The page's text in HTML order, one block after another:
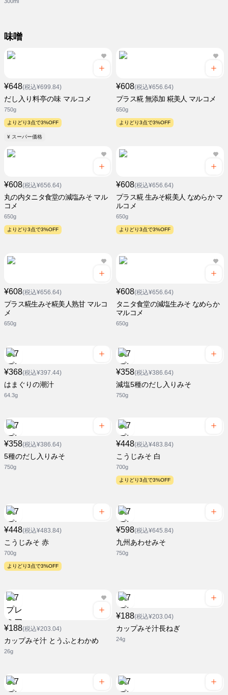
味噌
¥648(税込¥699.84)
だし入り料亭の味 マルコメ
750g
よりどり3点で3%OFF
¥ スーパー価格
¥608(税込¥656.64)
プラス糀 無添加 糀美人 マルコメ
650g
よりどり3点で3%OFF
¥608(税込¥656.64)
丸の内タニタ食堂の減塩みそ マル
コメ
650g
よりどり3点で3%OFF
¥608(税込¥656.64)
プラス糀 生みそ糀美人 なめらか マ
ルコメ
650g
よりどり3点で3%OFF
¥608(税込¥656.64)
プラス糀生みそ糀美人熟甘 マルコ
メ
650g
¥608(税込¥656.64)
タニタ食堂の減塩生みそ なめらか
マルコメ
650g
¥368(税込¥397.44)
はまぐりの潮汁
64.3g
¥358(税込¥386.64)
減塩5種のだし入りみそ
750g
¥358(税込¥386.64)
5種のだし入りみそ
750g
¥448(税込¥483.84)
こうじみそ 白
700g
よりどり3点で3%OFF
¥448(税込¥483.84)
こうじみそ 赤
700g
よりどり3点で3%OFF
¥598(税込¥645.84)
九州あわせみそ
750g
¥188(税込¥203.04)
カップみそ汁 とうふとわかめ
26g
¥188(税込¥203.04)
カップみそ汁長ねぎ
24g